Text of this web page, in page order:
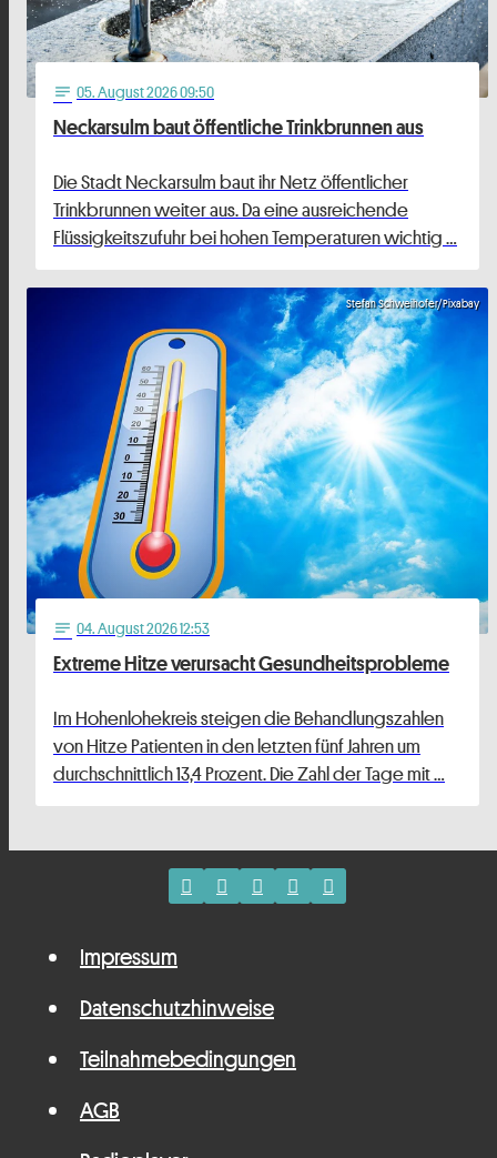
notes 05. August 2026 09:50
Neckarsulm baut öffentliche Trinkbrunnen aus
Die Stadt Neckarsulm baut ihr Netz öffentlicher
Trinkbrunnen weiter aus. Da eine ausreichende
Flüssigkeitszufuhr bei hohen Temperaturen wichtig …
Stefan Schweihofer/Pixabay
notes 04. August 2026 12:53
Extreme Hitze verursacht Gesundheitsprobleme
Im Hohenlohekreis steigen die Behandlungszahlen
von Hitze Patienten in den letzten fünf Jahren um
durchschnittlich 13,4 Prozent. Die Zahl der Tage mit …
Impressum
Datenschutzhinweise
Teilnahmebedingungen
AGB